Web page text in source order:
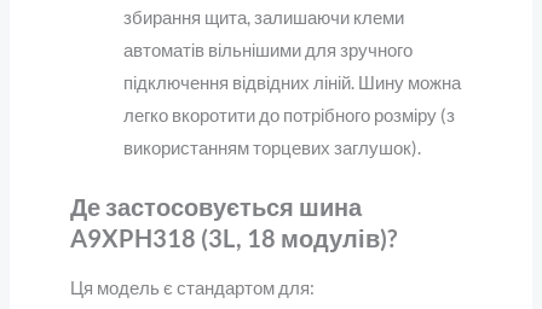
збирання щита, залишаючи клеми
автоматів вільнішими для зручного
підключення відвідних ліній. Шину можна
легко вкоротити до потрібного розміру (з
використанням торцевих заглушок).
Де застосовується шина
A9XPH318 (3L, 18 модулів)?
Ця модель є стандартом для: